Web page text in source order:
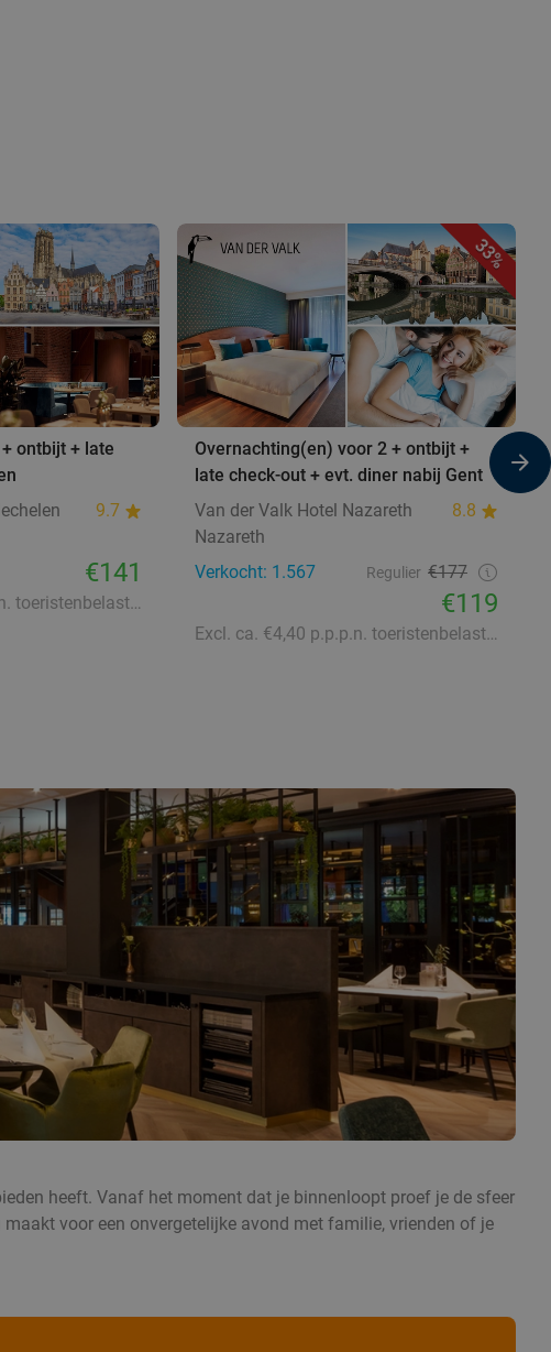
ontbijt + late
9.7
€141
Excl. ca. €7,75 p.p.p.n. toeristenbelasting
33%
Overnachting(en) voor 2 + ontbijt +
late check-out + evt. diner nabij Gent
Van der Valk Hotel Nazareth
8.8
Nazareth
Verkocht: 1.567
Regulier €177
€119
Excl. ca. €4,40 p.p.p.n. toeristenbelasting
heeft. Vanaf het moment dat je binnenloopt proef je de sfeer
voor een onvergetelijke avond met familie, vrienden of je